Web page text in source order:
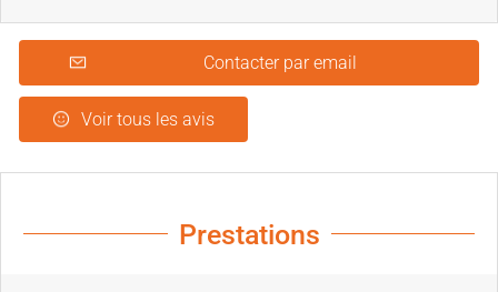
Contacter par email
Voir tous les avis
Prestations